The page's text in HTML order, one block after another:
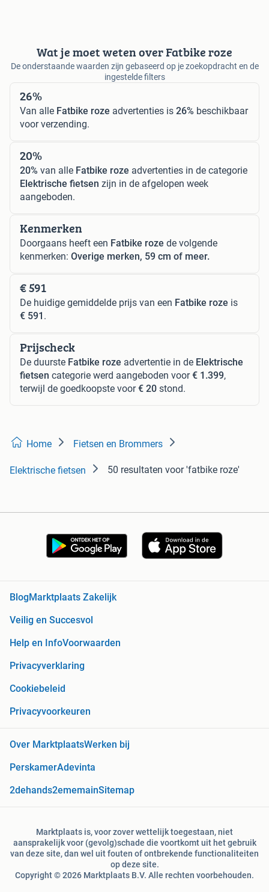
Wat je moet weten over Fatbike roze
De onderstaande waarden zijn gebaseerd op je zoekopdracht en de
ingestelde filters
26%
Van alle Fatbike roze advertenties is 26% beschikbaar
voor verzending.
20%
20% van alle Fatbike roze advertenties in de categorie
Elektrische fietsen zijn in de afgelopen week
aangeboden.
Kenmerken
Doorgaans heeft een Fatbike roze de volgende
kenmerken: Overige merken, 59 cm of meer.
€ 591
De huidige gemiddelde prijs van een Fatbike roze is
€ 591 .
Prijscheck
De duurste Fatbike roze advertentie in de Elektrische
fietsen categorie werd aangeboden voor€ 1.399,
terwijl de goedkoopste voor€ 20 stond.
Home Fietsen en Brommers
Elektrische fietsen 50 resultaten voor 'fatbike roze'
BlogMarktplaats Zakelijk
Veilig en Succesvol
Help en InfoVoorwaarden
Privacyverklaring
Cookiebeleid
Privacyvoorkeuren
Over MarktplaatsWerken bij
PerskamerAdevinta
2dehands2ememainSitemap
Marktplaats is, voor zover wettelijk toegestaan, niet
aansprakelijk voor (gevolg)schade die voortkomt uit het gebruik
van deze site, dan wel uit fouten of ontbrekende functionaliteiten
op deze site.
Copyright © 2026 Marktplaats B.V. Alle rechten voorbehouden.